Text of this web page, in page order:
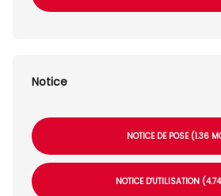
Notice
NOTICE DE POSE (1.36
NOTICE D'UTILISATION